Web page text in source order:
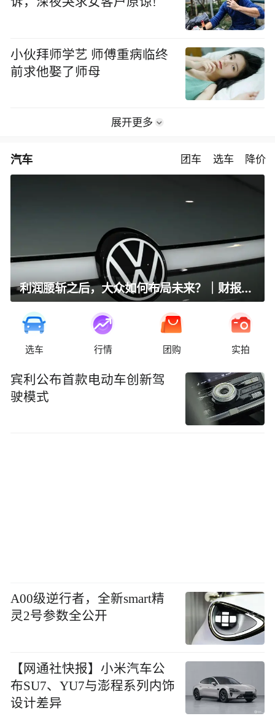
小伙拜师学艺 师傅重病临终
前求他娶了师母
展开更多
汽车 团车 选车 降价
利润腰斩之后，大众如何布局未来？｜财报全视角
选车 行情 团购 实拍
宾利公布首款电动车创新驾
驶模式
A00级逆行者，全新smart精
灵2号参数全公开
【网通社快报】小米汽车公
布SU7、YU7与澎程系列内饰
设计差异